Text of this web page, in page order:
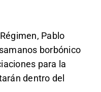
Pablo
borbónico
para la
dentro del